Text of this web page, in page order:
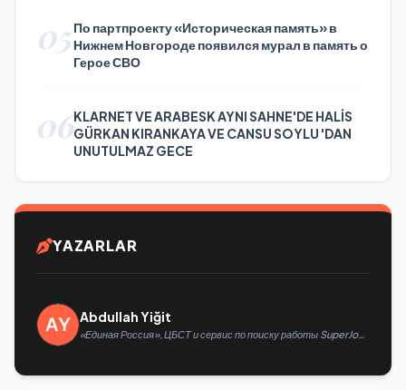
05По партпроекту «Историческая память» в
Нижнем Новгороде появился мурал в память о
Герое СВО
06KLARNET VE ARABESK AYNI SAHNE'DE HALİS
GÜRKAN KIRANKAYA VE CANSU SOYLU 'DAN
UNUTULMAZ GECE
YAZARLAR
Abdullah Yiğit
«Единая Россия», ЦБСТ и сервис по поиску работы SuperJob